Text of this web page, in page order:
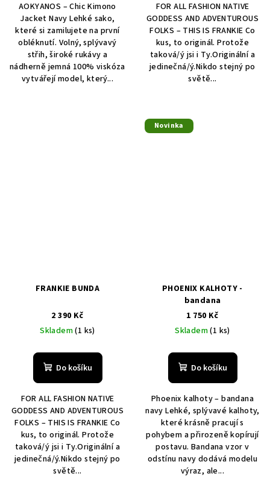
AOKYANOS – Chic Kimono
Jacket Navy Lehké sako,
které si zamilujete na první
obléknutí. Volný, splývavý
střih, široké rukávy a
nádherně jemná 100% viskóza
vytvářejí model, který...
FOR ALL FASHION NATIVE
GODDESS AND ADVENTUROUS
FOLKS – THIS IS FRANKIE Co
kus, to originál. Protože
taková/ý jsi i Ty.Originální a
jedinečná/ý.Nikdo stejný po
světě...
FRANKIE BUNDA
2 390 Kč
Skladem(1 ks)
Do košíku
FOR ALL FASHION NATIVE
GODDESS AND ADVENTUROUS
FOLKS – THIS IS FRANKIE Co
kus, to originál. Protože
taková/ý jsi i Ty.Originální a
jedinečná/ý.Nikdo stejný po
světě...
Novinka
PHOENIX KALHOTY -
bandana
1 750 Kč
Skladem(1 ks)
Do košíku
Phoenix kalhoty – bandana
navy Lehké, splývavé kalhoty,
které krásně pracují s
pohybem a přirozeně kopírují
postavu. Bandana vzor v
odstínu navy dodává modelu
výraz, ale...